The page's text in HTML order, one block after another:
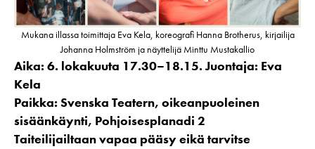
Mukana illassa toimittaja Eva Kela, koreografi Hanna Brotherus, kirjailija
Johanna Holmström ja näyttelijä Minttu Mustakallio
Aika: 6. lokakuuta 17.30–18.15. Juontaja: Eva
Kela
Paikka: Svenska Teatern, oikeanpuoleinen
sisäänkäynti, Pohjoisesplanadi 2
Taiteilijailtaan vapaa pääsy eikä tarvitse